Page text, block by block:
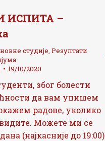
ИСПИТА –
студије, Резултати
19/10/2020
због болести
да вам упишем
радове, уколико
Можете ми се
(најкасније до 19:00)